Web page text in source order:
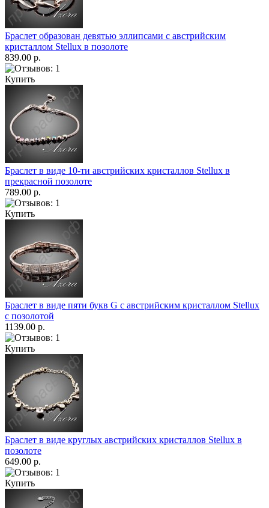
Браслет образован девятью эллипсами с австрийским
кристаллом Stellux в позолоте
839.00 р.
Купить
Браслет в виде 10-ти австрийских кристаллов Stellux в
прекрасной позолоте
789.00 р.
Купить
Браслет в виде пяти букв G с австрийским кристаллом Stellux
с позолотой
1139.00 р.
Купить
Браслет в виде круглых австрийских кристаллов Stellux в
позолоте
649.00 р.
Купить